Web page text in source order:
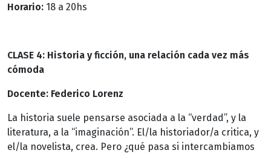
Horario: 18 a 20hs
CLASE 4: Historia y ficción, una relación cada vez más
cómoda
Docente: Federico Lorenz
La historia suele pensarse asociada a la “verdad”, y la
literatura, a la “imaginación”. El/la historiador/a critica, y
el/la novelista, crea. Pero ¿qué pasa si intercambiamos